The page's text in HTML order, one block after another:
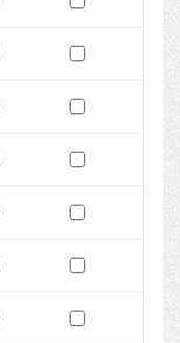
Pokaż podgląd wersji z dnia
Zaznacz wersję do
Pokaż podgląd wersji z dnia
Zaznacz wersję do
Pokaż podgląd wersji z dnia
Zaznacz wersję do
Pokaż podgląd wersji z dnia
Zaznacz wersję do
Pokaż podgląd wersji z dnia
Zaznacz wersję do
Pokaż podgląd wersji z dnia
Zaznacz wersję do